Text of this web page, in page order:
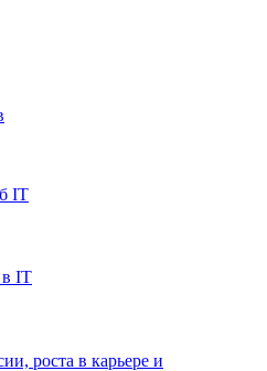
IT
в IT
роста в карьере и